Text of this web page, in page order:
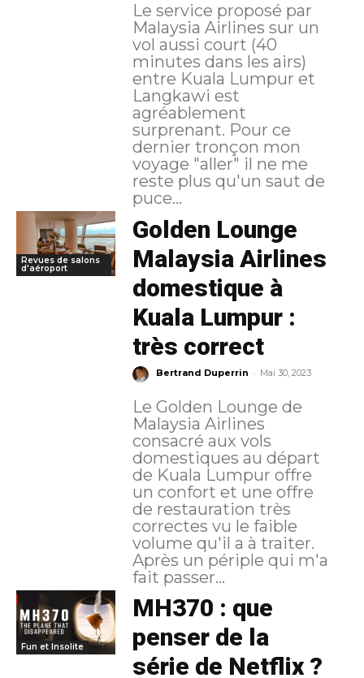
Le service proposé par
Malaysia Airlines sur un
vol aussi court (40
minutes dans les airs)
entre Kuala Lumpur et
Langkawi est
agréablement
surprenant. Pour ce
dernier tronçon mon
voyage "aller" il ne me
reste plus qu'un saut de
puce...
Revues de salons
d'aéroport
Golden Lounge
Malaysia Airlines
domestique à
Kuala Lumpur :
très correct
Bertrand Duperrin - Mai 30, 2023
Le Golden Lounge de
Malaysia Airlines
consacré aux vols
domestiques au départ
de Kuala Lumpur offre
un confort et une offre
de restauration très
correctes vu le faible
volume qu'il a à traiter.
Après un périple qui m'a
fait passer...
Fun et Insolite
MH370 : que
penser de la
série de Netflix ?